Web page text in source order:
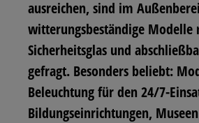
ausreichen, sind im
witterungsbeständige Modelle
Sicherheitsglas und
gefragt. Besonders beliebt:
Beleuchtung für den 24/7-
Bildungseinrichtungen,